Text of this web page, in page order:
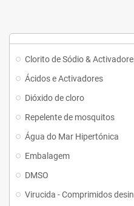
Clorito de Sódio &
Ácidos e Activadores
Dióxido de cloro
Repelente de mosquitos
Água do Mar Hipertónica
Embalagem
DMSO
Virucida - Comprimidos